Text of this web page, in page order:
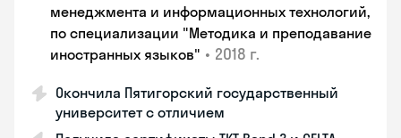
менеджмента и информационных технологий,
по специализации "Методика и преподавание
иностранных языков" • 2018 г.
Окончила Пятигорский государственный
университет с отличием